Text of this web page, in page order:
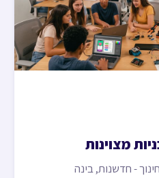
מצוינות
- חדשנות, בינה